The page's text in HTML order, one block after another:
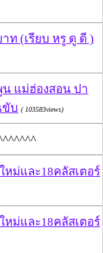
ท (เรียบ หรู ดู ดี )
น แม่ฮ่องสอน ปา
ขับ ( 103583views)
หม่และ18คลัสเตอร์
หม่และ18คลัสเตอร์